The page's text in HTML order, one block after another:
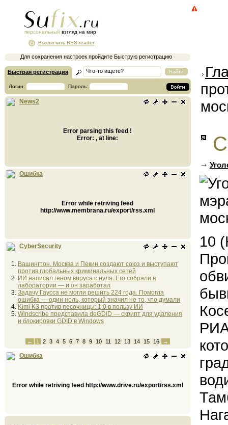
персональный взгляд на мир
Для сохранения настроек пройдите Быструю регистрацию
Выключить RSS-reader
Быстрая регистрация
Логин: Пароль:
News2
Error parsing this feed !
Error: , at line:
Ошибка
Error while retriving feed
http://www.membrana.ru/export/rss.xml
CyberSecurity
Вашингтон, Москва и Пекин создают союз и выступают
против глобальных криминальных сетей
ИИ написал геном вируса с нуля. Его собрали в
лаборатории — и он заработал
Задачу Гаусса не могли решить 224 года. Помогла
ошибка — один ноль, который значил не то, что думали
Kimi K3 против песочницы: 1:0 в пользу ИИ
Windscribe представила deGDID — скрипт для удаления
и блокировки GDID в Windows
← 1 2 3 4 5 6 7 8 9 10 11 12 13 14 15 16 →
Ошибка
Error while retriving feed http://www.drive.ru/export/rss.xml
10